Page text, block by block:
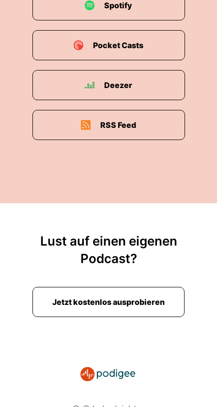
Spotify
Pocket Casts
Deezer
RSS Feed
Lust auf einen eigenen
Podcast?
Jetzt kostenlos ausprobieren